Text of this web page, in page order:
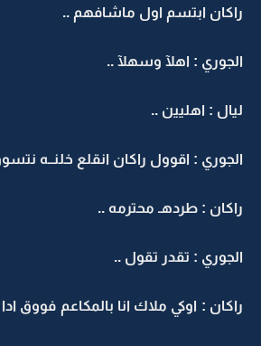
راكان ابتسم اول ماشافهم ..
الجوري : اهلآ وسهلآ ..
ليال : اهليين ..
الجوري : اقوول راكان انقلع خلنــه
راكان : طردهـ محترمه ..
الجوري : تقدر تقول ..
راكان : اوكي ملاك انا بالمكاعم فووق